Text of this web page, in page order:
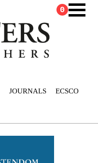
JOURNALS ECSCO
0